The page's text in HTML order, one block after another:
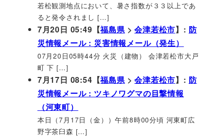
若松観測地点において、暑さ指数が３３以上であ
ると発令されまし […]
7月20日 05:49【福島県>会津若松市】: 防
災情報メール : 災害情報メール（発生）
07月20日05時44分 火災（建物） 会津若松市大戸
町 下 […]
7月17日 08:54【福島県>会津若松市】: 防
災情報メール : ツキノワグマの目撃情報
（河東町）
本日（7月17日（金））午前8時00分頃 河東町広
野字茶臼森 […]